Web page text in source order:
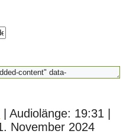
Audiolänge: 19:31
November 2024